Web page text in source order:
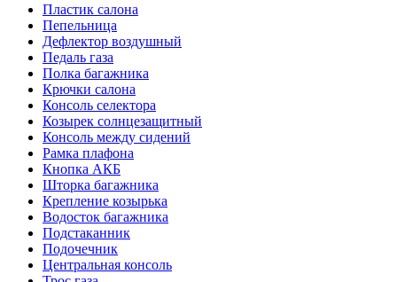
Пластик салона
Пепельница
Дефлектор воздушный
Педаль газа
Полка багажника
Крючки салона
Консоль селектора
Козырек солнцезащитный
Консоль между сидений
Рамка плафона
Кнопка АКБ
Шторка багажника
Крепление козырька
Водосток багажника
Подстаканник
Подочечник
Центральная консоль